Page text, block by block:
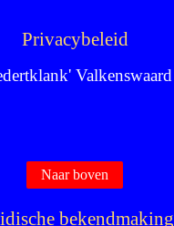
Privacybeleid
Valkenswaard
Naar boven
bekendmaking